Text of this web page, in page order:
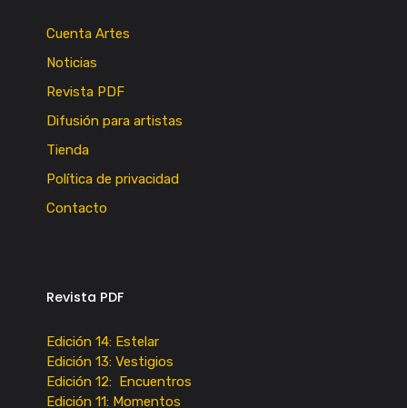
Cuenta Artes
Noticias
Revista PDF
Difusión para artistas
Tienda
Política de privacidad
Contacto
Revista PDF
Edición 14: Estelar
Edición 13: Vestigios
Edición 12: Encuentros
Edición 11: Momentos